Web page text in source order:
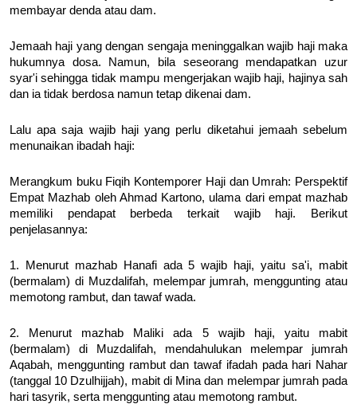
membayar denda atau dam.
Jemaah haji yang dengan sengaja meninggalkan wajib haji maka
hukumnya dosa. Namun, bila seseorang mendapatkan uzur
syar'i sehingga tidak mampu mengerjakan wajib haji, hajinya sah
dan ia tidak berdosa namun tetap dikenai dam.
Lalu apa saja wajib haji yang perlu diketahui jemaah sebelum
menunaikan ibadah haji:
Merangkum buku Fiqih Kontemporer Haji dan Umrah: Perspektif
Empat Mazhab oleh Ahmad Kartono, ulama dari empat mazhab
memiliki pendapat berbeda terkait wajib haji. Berikut
penjelasannya:
1. Menurut mazhab Hanafi ada 5 wajib haji, yaitu sa'i, mabit
(bermalam) di Muzdalifah, melempar jumrah, menggunting atau
memotong rambut, dan tawaf wada.
2. Menurut mazhab Maliki ada 5 wajib haji, yaitu mabit
(bermalam) di Muzdalifah, mendahulukan melempar jumrah
Aqabah, menggunting rambut dan tawaf ifadah pada hari Nahar
(tanggal 10 Dzulhijjah), mabit di Mina dan melempar jumrah pada
hari tasyrik, serta menggunting atau memotong rambut.